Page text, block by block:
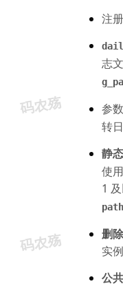
注
志
参
转
静
使
1
path
删
实
公